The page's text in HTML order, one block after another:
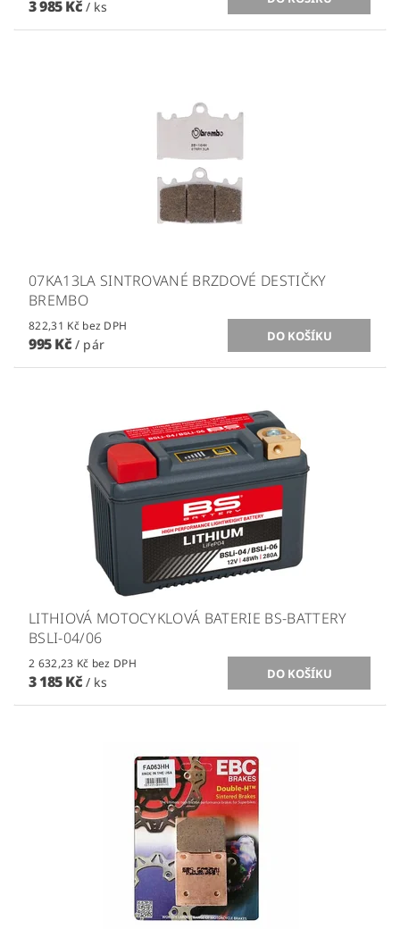
3 985 Kč / ks
07KA13LA SINTROVANÉ BRZDOVÉ DESTIČKY
BREMBO
822,31 Kč bez DPH
995 Kč / pár
LITHIOVÁ MOTOCYKLOVÁ BATERIE BS-BATTERY
BSLI-04/06
2 632,23 Kč bez DPH
3 185 Kč / ks